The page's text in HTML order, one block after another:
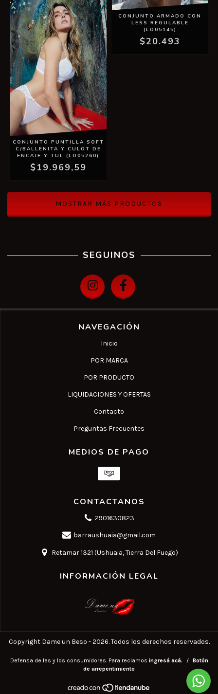
CONJUNTO PUNTILLA SOFT
C/BALLENITA Y CULOT DE
ENCAJE Y TUL (LO05260)
$19.969,59
CONJUNTO ARMADO CON
LESS REGULABLE
(LO05145)
$20.493
MOSTRAR MÁS PRODUCTOS
SEGUINOS
NAVEGACIÓN
Inicio
POR MARCA
POR PRODUCTO
LIQUIDACIONES Y OFERTAS
Contacto
Preguntas Frecuentes
MEDIOS DE PAGO
CONTACTANOS
2901630823
barraushuaia@gmail.com
Retamar 1321 (Ushuaia, Tierra Del Fuego)
INFORMACIÓN LEGAL
Copyright Dame un Beso - 2026. Todos los derechos reservados.
Defensa de las y los consumidores. Para reclamos ingresá acá. /
Botón
de arrepentimiento